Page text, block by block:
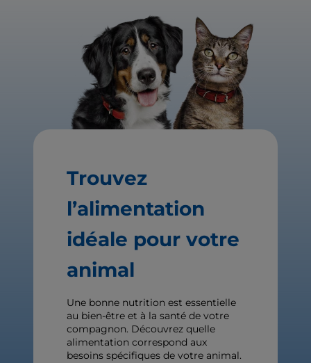
Trouvez
l’alimentation
idéale pour votre
animal
Une bonne nutrition est essentielle
au bien-être et à la santé de votre
compagnon. Découvrez quelle
alimentation correspond aux
besoins spécifiques de votre animal.